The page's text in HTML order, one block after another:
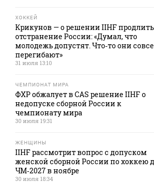
ХОККЕЙ
Крикунов — о решении IIHF продлить
отстранение России: «Думал, что
молодежь допустят. Что‑то они
перегибают»
31 июля 13:10
ЧЕМПИОНАТ МИРА
ФХР обжалует в CAS решение IIHF о
недопуске сборной России к
чемпионату мира
30 июля 19:31
ЖЕНЩИНЫ
IIHF рассмотрит вопрос с допуском
женской сборной России по хоккею
ЧМ‑2027 в ноябре
30 июля 18:34